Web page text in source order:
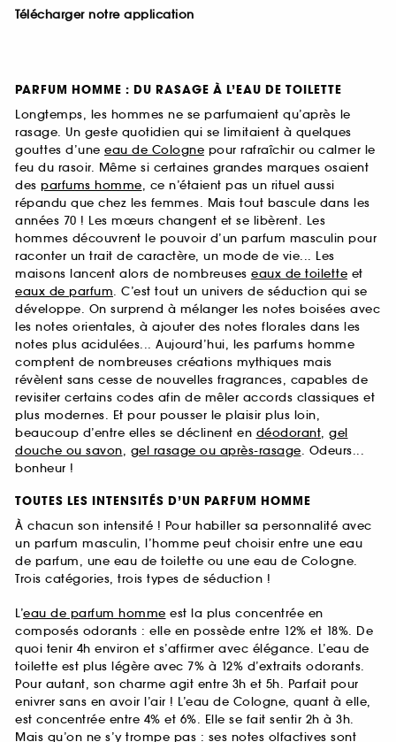
Télécharger notre application
PARFUM HOMME : DU RASAGE À L’EAU DE TOILETTE
Longtemps, les hommes ne se parfumaient qu’après le
rasage. Un geste quotidien qui se limitaient à quelques
gouttes d’une eau de Cologne pour rafraîchir ou calmer le
feu du rasoir. Même si certaines grandes marques osaient
des parfums homme, ce n’étaient pas un rituel aussi
répandu que chez les femmes. Mais tout bascule dans les
années 70 ! Les mœurs changent et se libèrent. Les
hommes découvrent le pouvoir d’un parfum masculin pour
raconter un trait de caractère, un mode de vie... Les
maisons lancent alors de nombreuses eaux de toilette et
eaux de parfum. C’est tout un univers de séduction qui se
développe. On surprend à mélanger les notes boisées avec
les notes orientales, à ajouter des notes florales dans les
notes plus acidulées... Aujourd’hui, les parfums homme
comptent de nombreuses créations mythiques mais
révèlent sans cesse de nouvelles fragrances, capables de
revisiter certains codes afin de mêler accords classiques et
plus modernes. Et pour pousser le plaisir plus loin,
beaucoup d’entre elles se déclinent en déodorant, gel
douche ou savon, gel rasage ou après-rasage. Odeurs...
bonheur !
TOUTES LES INTENSITÉS D’UN PARFUM HOMME
À chacun son intensité ! Pour habiller sa personnalité avec
un parfum masculin, l’homme peut choisir entre une eau
de parfum, une eau de toilette ou une eau de Cologne.
Trois catégories, trois types de séduction !
L’eau de parfum homme est la plus concentrée en
composés odorants : elle en possède entre 12% et 18%. De
quoi tenir 4h environ et s’affirmer avec élégance. L’eau de
toilette est plus légère avec 7% à 12% d’extraits odorants.
Pour autant, son charme agit entre 3h et 5h. Parfait pour
enivrer sans en avoir l’air ! L’eau de Cologne, quant à elle,
est concentrée entre 4% et 6%. Elle se fait sentir 2h à 3h.
Mais qu’on ne s’y trompe pas : ses notes olfactives sont